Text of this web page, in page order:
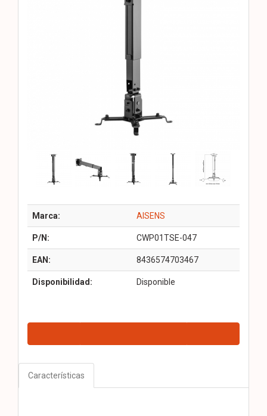
Marca: AISENS
P/N: CWP01TSE-047
EAN: 8436574703467
Disponibilidad: Disponible
Características